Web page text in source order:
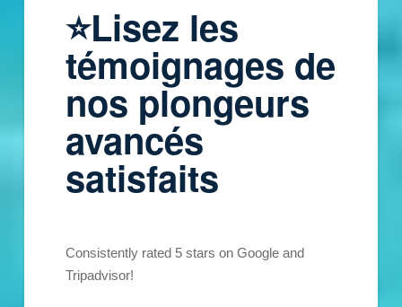
⭐Lisez les
témoignages de
nos plongeurs
avancés
satisfaits
Consistently rated 5 stars on Google and
Tripadvisor!